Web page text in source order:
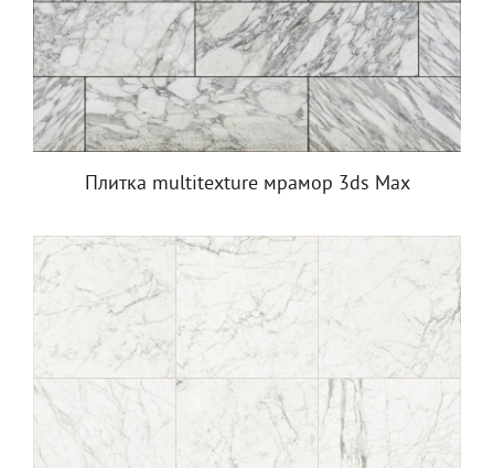
Плитка multitexture мрамор 3ds Max